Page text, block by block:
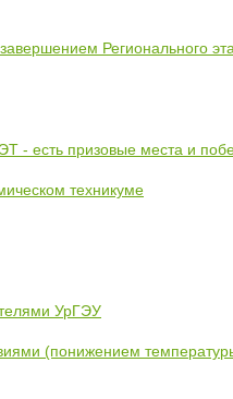
Регионального
- есть призовые места и
техникуме
УрГЭУ
(понижением